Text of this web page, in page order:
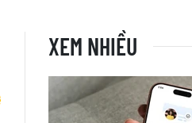
XEM NHIỀU